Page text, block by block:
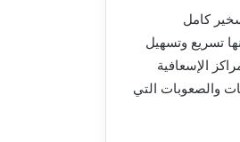
كامل
تسريع وتسهيل
الإسعافية
والصعوبات التي